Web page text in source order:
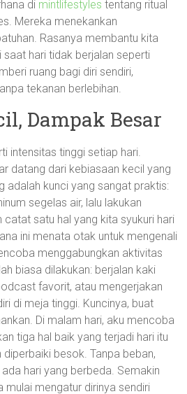
di mintlifestyles tentang ritual
Mereka menekankan
Rasanya membantu kita
saat hari tidak berjalan seperti
ruang bagi diri sendiri,
tekanan berlebihan.
Dampak Besar
intensitas tinggi setiap hari.
datang dari kebiasaan kecil yang
adalah kunci yang sangat praktis:
segelas air, lalu lakukan
satu hal yang kita syukuri hari
ini menata otak untuk mengenali
menggabungkan aktivitas
biasa dilakukan: berjalan kaki
favorit, atau mengerjakan
di meja tinggi. Kuncinya, buat
Di malam hari, aku mencoba
tiga hal baik yang terjadi hari itu
besok. Tanpa beban,
hari yang berbeda. Semakin
mulai mengatur dirinya sendiri